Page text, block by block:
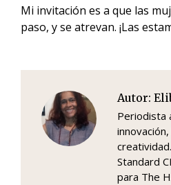
Mi invitación es a que las
paso, y se atrevan. ¡Las
Autor:
Periodista
Standard
para The